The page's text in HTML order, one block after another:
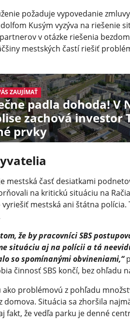
požaduje vypovedanie
Kusým vyzýva na riešenie
v otázke riešenia
mestských častí riešiť
ZAUJÍMAŤ
padla dohoda! V
zachová investor
prvky
mestská časť desiatkami
na kritickú situáciu na
mestská ani štátna polícia.
že by pracovníci SBS
situáciu aj na polícii a tá
so spomínanými obvineniami,“
činnosť SBS končí, bez ohľadu
problémovú z pohľadu
domova. Situácia sa zhoršila
fakt, že vedľa parku je denné